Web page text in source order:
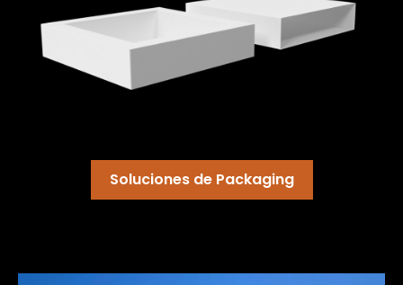
Soluciones de Packaging